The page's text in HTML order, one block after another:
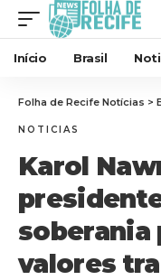
Início Brasil
Folha de Recife Notícias >
NOTICIAS
Karol
soberania
valores